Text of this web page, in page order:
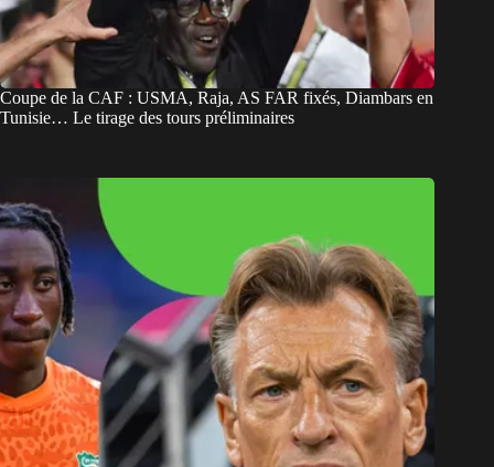
Coupe de la CAF : USMA, Raja, AS FAR fixés, Diambars en
Tunisie… Le tirage des tours préliminaires